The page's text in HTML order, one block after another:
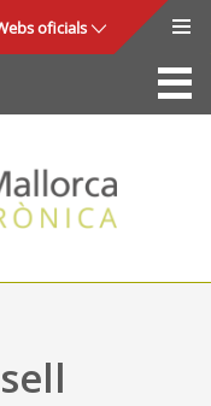
oficials
La Seu
Consell de Mallorca
Accés i seguretat
Utilitats